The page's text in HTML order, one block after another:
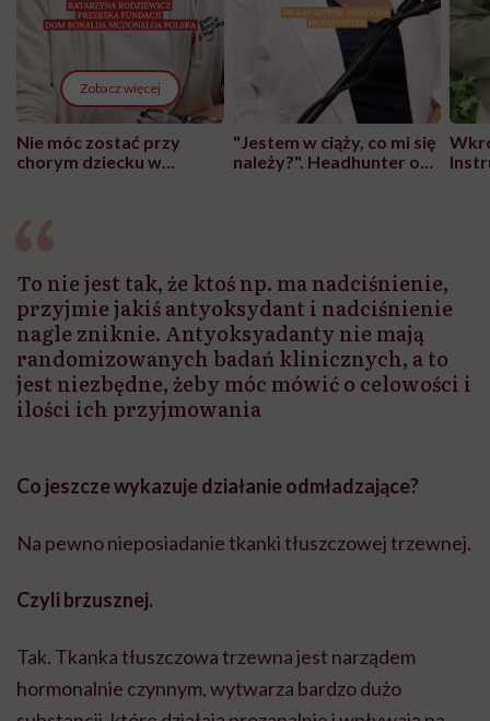
Zobacz więcej
Nie móc zostać przy
chorym dziecku w
"Jestem w ciąży, co mi się
należy?". Headhunter o
To nie jest tak, że ktoś np. ma nadciśnienie,
przyjmie jakiś antyoksydant i nadciśnienie
nagle zniknie. Antyoksyadanty nie mają
randomizowanych badań klinicznych, a to
jest niezbędne, żeby móc mówić o celowości i
ilości ich przyjmowania
Co jeszcze wykazuje działanie odmładzające?
Na pewno nieposiadanie tkanki tłuszczowej trzewnej.
Czyli brzusznej.
Tak. Tkanka tłuszczowa trzewna jest narządem
hormonalnie czynnym, wytwarza bardzo dużo